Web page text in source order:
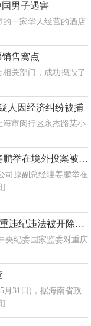
男子遇害
的一家华人经营的酒店
售窝点
关部门，成功捣毁了
人因经济纠纷被捕
海市闵行区永杰路某小
北京粮食集团原副总经理姜鹏举在境外投案被遣返回国
司原副总经理姜鹏举在
]
重庆市原副市长、公安局原局长邓恢林严重违纪违法被开除党籍和公职
央纪委国家监委对重庆
月31日)，据海南省政
]